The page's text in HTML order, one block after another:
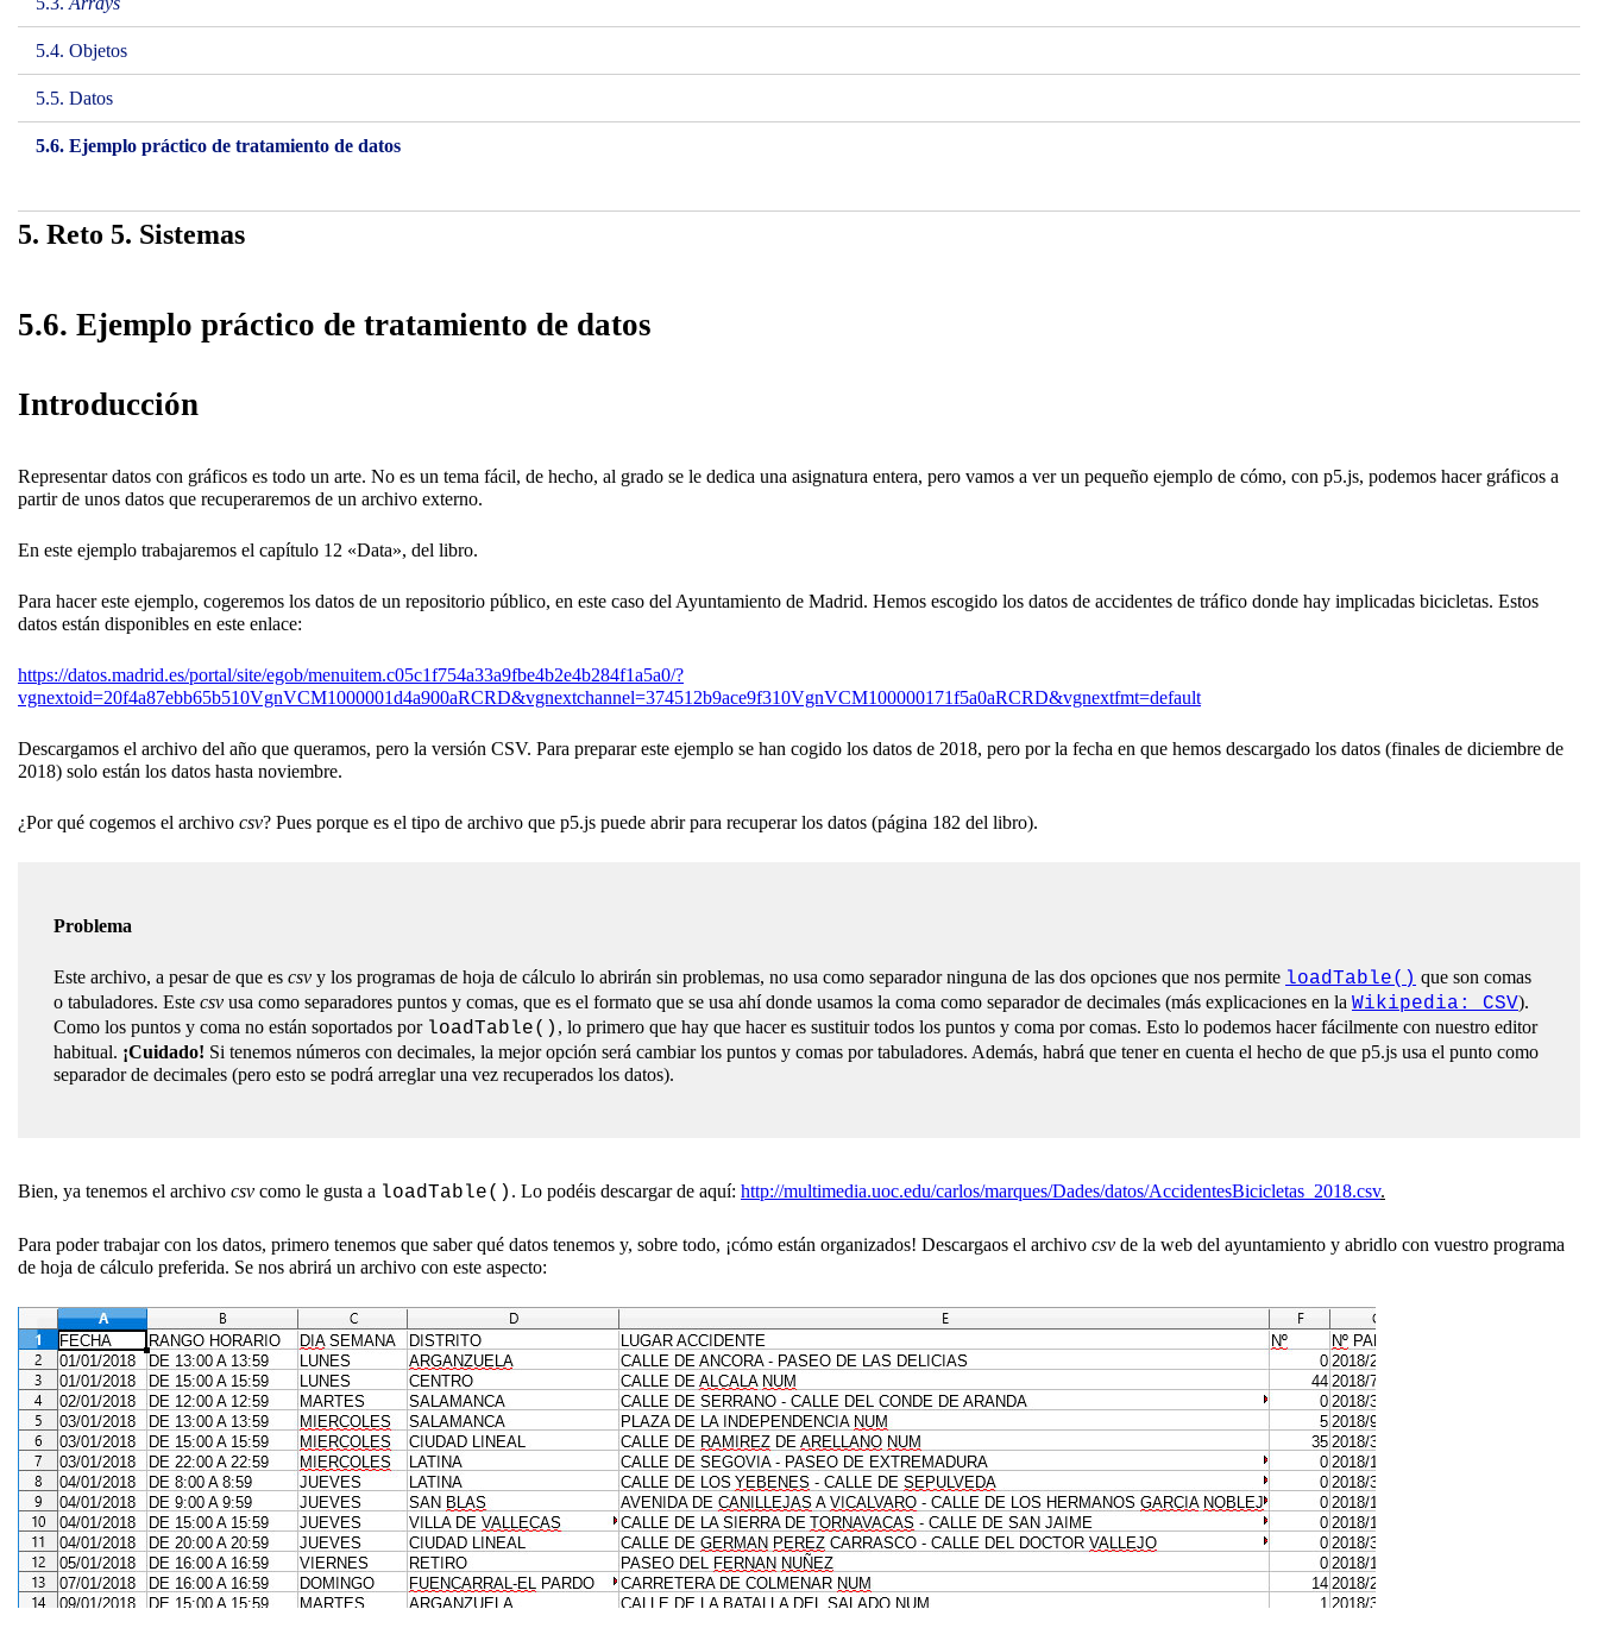
5.4. Objetos
5.5. Datos
5.6. Ejemplo práctico de tratamiento de datos
5. Reto 5. Sistemas
5.6. Ejemplo práctico de tratamiento de datos
Introducción
Representar datos con gráficos es todo un arte. No es un tema fácil, de hecho, al grado se le dedica una asignatura entera, pero vamos a ver un pequeño ejemplo de cómo, con p5.js, podemos hacer gráficos a
partir de unos datos que recuperaremos de un archivo externo.
En este ejemplo trabajaremos el capítulo 12 «Data», del libro.
Para hacer este ejemplo, cogeremos los datos de un repositorio público, en este caso del Ayuntamiento de Madrid. Hemos escogido los datos de accidentes de tráfico donde hay implicadas bicicletas. Estos
datos están disponibles en este enlace:
https://datos.madrid.es/portal/site/egob/menuitem.c05c1f754a33a9fbe4b2e4b284f1a5a0/?
vgnextoid=20f4a87ebb65b510VgnVCM1000001d4a900aRCRD&vgnextchannel=374512b9ace9f310VgnVCM100000171f5a0aRCRD&vgnextfmt=default
Descargamos el archivo del año que queramos, pero la versión CSV. Para preparar este ejemplo se han cogido los datos de 2018, pero por la fecha en que hemos descargado los datos (finales de diciembre de
2018) solo están los datos hasta noviembre.
¿Por qué cogemos el archivo csv? Pues porque es el tipo de archivo que p5.js puede abrir para recuperar los datos (página 182 del libro).
Problema
Este archivo, a pesar de que es csv y los programas de hoja de cálculo lo abrirán sin problemas, no usa como separador ninguna de las dos opciones que nos permite loadTable() que son comas
o tabuladores. Este csv usa como separadores puntos y comas, que es el formato que se usa ahí donde usamos la coma como separador de decimales (más explicaciones en la Wikipedia: CSV).
Como los puntos y coma no están soportados por loadTable() , lo primero que hay que hacer es sustituir todos los puntos y coma por comas. Esto lo podemos hacer fácilmente con nuestro editor
habitual. ¡Cuidado! Si tenemos números con decimales, la mejor opción será cambiar los puntos y comas por tabuladores. Además, habrá que tener en cuenta el hecho de que p5.js usa el punto como
separador de decimales (pero esto se podrá arreglar una vez recuperados los datos).
Bien, ya tenemos el archivo csv como le gusta a loadTable() . Lo podéis descargar de aquí: http://multimedia.uoc.edu/carlos/marques/Dades/datos/AccidentesBicicletas_2018.csv.
Para poder trabajar con los datos, primero tenemos que saber qué datos tenemos y, sobre todo, ¡cómo están organizados! Descargaos el archivo csv de la web del ayuntamiento y abridlo con vuestro programa
de hoja de cálculo preferida. Se nos abrirá un archivo con este aspecto: